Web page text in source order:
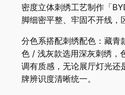
密度立体刺绣工艺制作「
脚细密平整、牢固不开线，
分色系搭配刺绣配色：藏青
色 / 浅灰款选用深灰刺绣，
调有质感，无论展厅灯光还
牌辨识度清晰统一。